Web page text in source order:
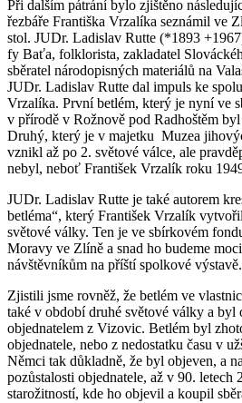
Při dalším pátrání bylo zjištěno
řezbáře Františka Vrzalíka seznámil ve
stol. JUDr. Ladislav Rutte (*1893
fy Baťa, folklorista, zakladatel
sběratel národopisných materiálů na
JUDr. Ladislav Rutte dal impuls ke
Vrzalíka. První betlém, který je nyní ve
v přírodě v Rožnově pod Radhoštěm
Druhý, který je v majetku Muzea
vznikl až po 2. světové válce, ale
nebyl, neboť František Vrzalík roku
JUDr. Ladislav Rutte je také autorem
betléma“, který František Vrzalík
světové války. Ten je ve sbírkovém
Moravy ve Zlíně a snad ho budeme
návštěvníkům na příští spolkové výstavě.
Zjistili jsme rovněž, že betlém ve
také v období druhé světové války a byl
objednatelem z Vizovic. Betlém byl
objednatele, nebo z nedostatku času v
Němci tak důkladně, že byl objeven, a
pozůstalosti objednatele, až v 90. letech
starožitností, kde ho objevil a koupil